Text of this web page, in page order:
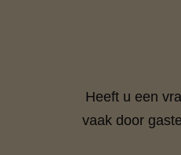
Heeft u een
vaak door